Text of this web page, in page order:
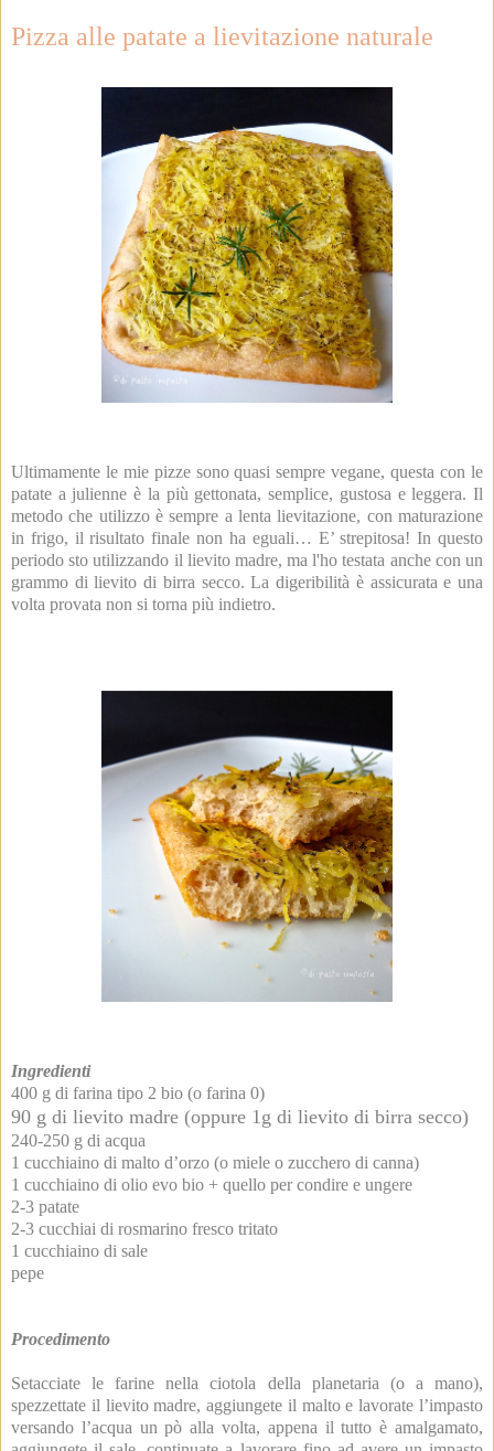
Pizza alle patate a lievitazione naturale
Ultimamente le mie pizze sono quasi sempre vegane, questa con le
patate a julienne è la più gettonata, semplice, gustosa e leggera. Il
metodo che utilizzo è sempre a lenta lievitazione, con maturazione
in frigo, il risultato finale non ha eguali… E’ strepitosa! In questo
periodo sto utilizzando il lievito madre, ma l'ho testata anche con un
grammo di lievito di birra secco. La digeribilità è assicurata e una
volta provata non si torna più indietro.
Ingredienti
400 g di farina tipo 2 bio (o farina 0)
90 g di lievito madre (oppure 1g di lievito di birra secco)
240-250 g di acqua
1 cucchiaino di malto d’orzo (o miele o zucchero di canna)
1 cucchiaino di olio evo bio + quello per condire e ungere
2-3 patate
2-3 cucchiai di rosmarino fresco tritato
1 cucchiaino di sale
pepe
Procedimento
Setacciate le farine nella ciotola della planetaria (o a mano),
spezzettate il lievito madre, aggiungete il malto e lavorate l’impasto
versando l’acqua un pò alla volta, appena il tutto è amalgamato,